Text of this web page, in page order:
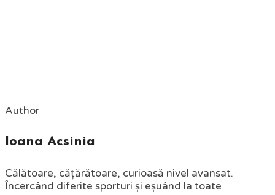
Author
Ioana Acsinia
Călătoare, cățărătoare, curioasă nivel avansat.
Încercând diferite sporturi și eșuând la toate